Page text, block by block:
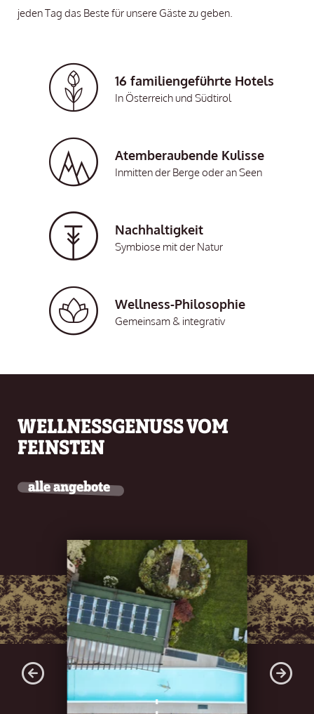
jeden Tag das Beste für unsere Gäste zu geben.
16 familiengeführte Hotels
In Österreich und Südtirol
Atemberaubende Kulisse
Inmitten der Berge oder an Seen
Nachhaltigkeit
Symbiose mit der Natur
Wellness-Philosophie
Gemeinsam & integrativ
WELLNESSGENUSS VOM
FEINSTEN
alle angebote